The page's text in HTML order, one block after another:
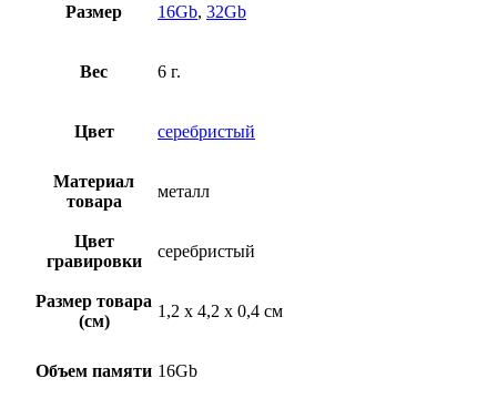
Размер 16Gb, 32Gb
Вес 6 г.
Цвет серебристый
Материал
товара
металл
Цвет
гравировки
серебристый
Размер товара
(см)
1,2 х 4,2 х 0,4 см
Объем памяти 16Gb